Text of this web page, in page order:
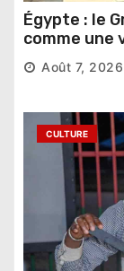
Égypte : le
comme une
étrangers
Août 7, 2026
CULTURE